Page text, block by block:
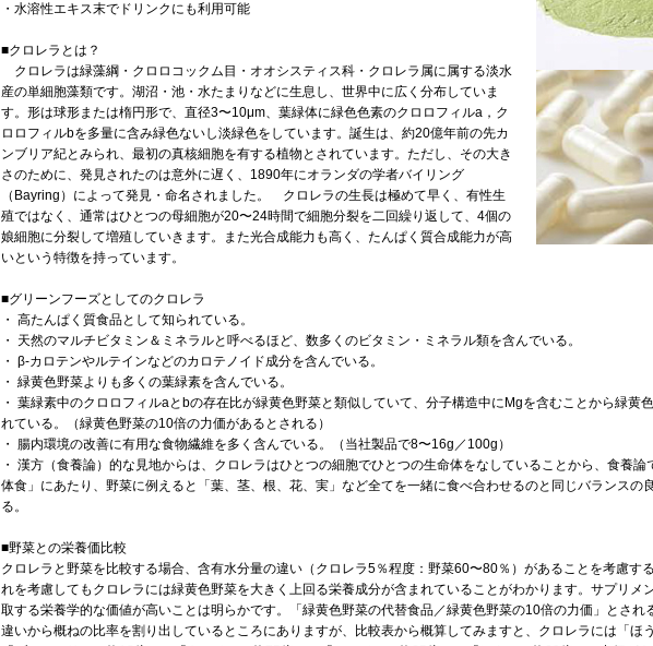
・水溶性エキス末でドリンクにも利用可能
■クロレラとは？
クロレラは緑藻綱・クロロコックム目・オオシスティス科・クロレラ属に属する淡水
産の単細胞藻類です。湖沼・池・水たまりなどに生息し、世界中に広く分布していま
す。形は球形または楕円形で、直径3〜10μm、葉緑体に緑色色素のクロロフィルa，ク
ロロフィルbを多量に含み緑色ないし淡緑色をしています。誕生は、約20億年前の先カ
ンブリア紀とみられ、最初の真核細胞を有する植物とされています。ただし、その大き
さのために、発見されたのは意外に遅く、1890年にオランダの学者バイリング
（Bayring）によって発見・命名されました。 クロレラの生長は極めて早く、有性生
殖ではなく、通常はひとつの母細胞が20〜24時間で細胞分裂を二回繰り返して、4個の
娘細胞に分裂して増殖していきます。また光合成能力も高く、たんぱく質合成能力が高
いという特徴を持っています。
■グリーンフーズとしてのクロレラ
・ 高たんぱく質食品として知られている。
・ 天然のマルチビタミン＆ミネラルと呼べるほど、数多くのビタミン・ミネラル類を含んでいる。
・ β-カロテンやルテインなどのカロテノイド成分を含んでいる。
・ 緑黄色野菜よりも多くの葉緑素を含んでいる。
・ 葉緑素中のクロロフィルaとbの存在比が緑黄色野菜と類似していて、分子構造中にMgを含むことから緑黄
れている。（緑黄色野菜の10倍の力価があるとされる）
・ 腸内環境の改善に有用な食物繊維を多く含んでいる。（当社製品で8〜16g／100g）
・ 漢方（食養論）的な見地からは、クロレラはひとつの細胞でひとつの生命体をなしていることから、食養
体食」にあたり、野菜に例えると「葉、茎、根、花、実」など全てを一緒に食べ合わせるのと同じバランスの
る。
■野菜との栄養価比較
クロレラと野菜を比較する場合、含有水分量の違い（クロレラ5％程度：野菜60〜80％）があることを考慮す
れを考慮してもクロレラには緑黄色野菜を大きく上回る栄養成分が含まれていることがわかります。サプリメ
取する栄養学的な価値が高いことは明らかです。「緑黄色野菜の代替食品／緑黄色野菜の10倍の力価」とされ
違いから概ねの比率を割り出しているところにありますが、比較表から概算してみますと、クロレラには「ほ